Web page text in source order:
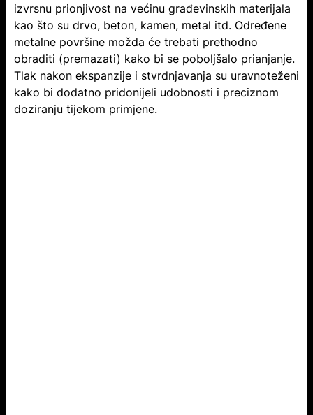
izvrsnu prionjivost na većinu građevinskih materijala
kao što su drvo, beton, kamen, metal itd. Određene
metalne površine možda će trebati prethodno
obraditi (premazati) kako bi se poboljšalo prianjanje.
Tlak nakon ekspanzije i stvrdnjavanja su uravnoteženi
kako bi dodatno pridonijeli udobnosti i preciznom
doziranju tijekom primjene.